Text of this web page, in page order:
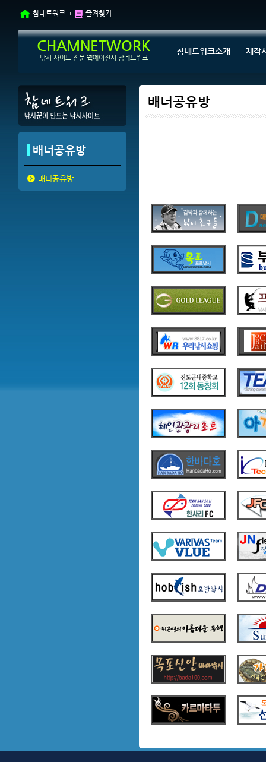
참네트워크 즐겨찾기
CHAMNETWORK
낚시 사이트 전문 웹에이전시 참네트워크
참네트워크소개 제작
배너공유방
배너공유방
배너공유방